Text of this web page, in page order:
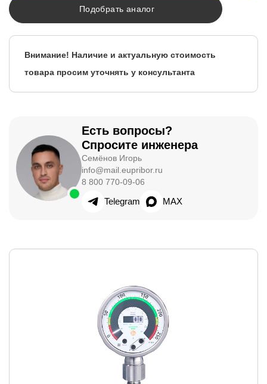
Подобрать аналог
Внимание! Наличие и актуальную стоимость
товара просим уточнять у консультанта
Есть вопросы?
Спросите инженера
Семёнов Игорь
info@mail.eupribor.ru
8 800 770-09-06
Telegram MAX